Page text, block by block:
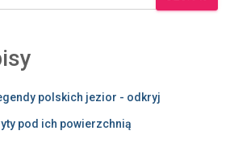
polskich jezior - odkryj
pod ich powierzchnią